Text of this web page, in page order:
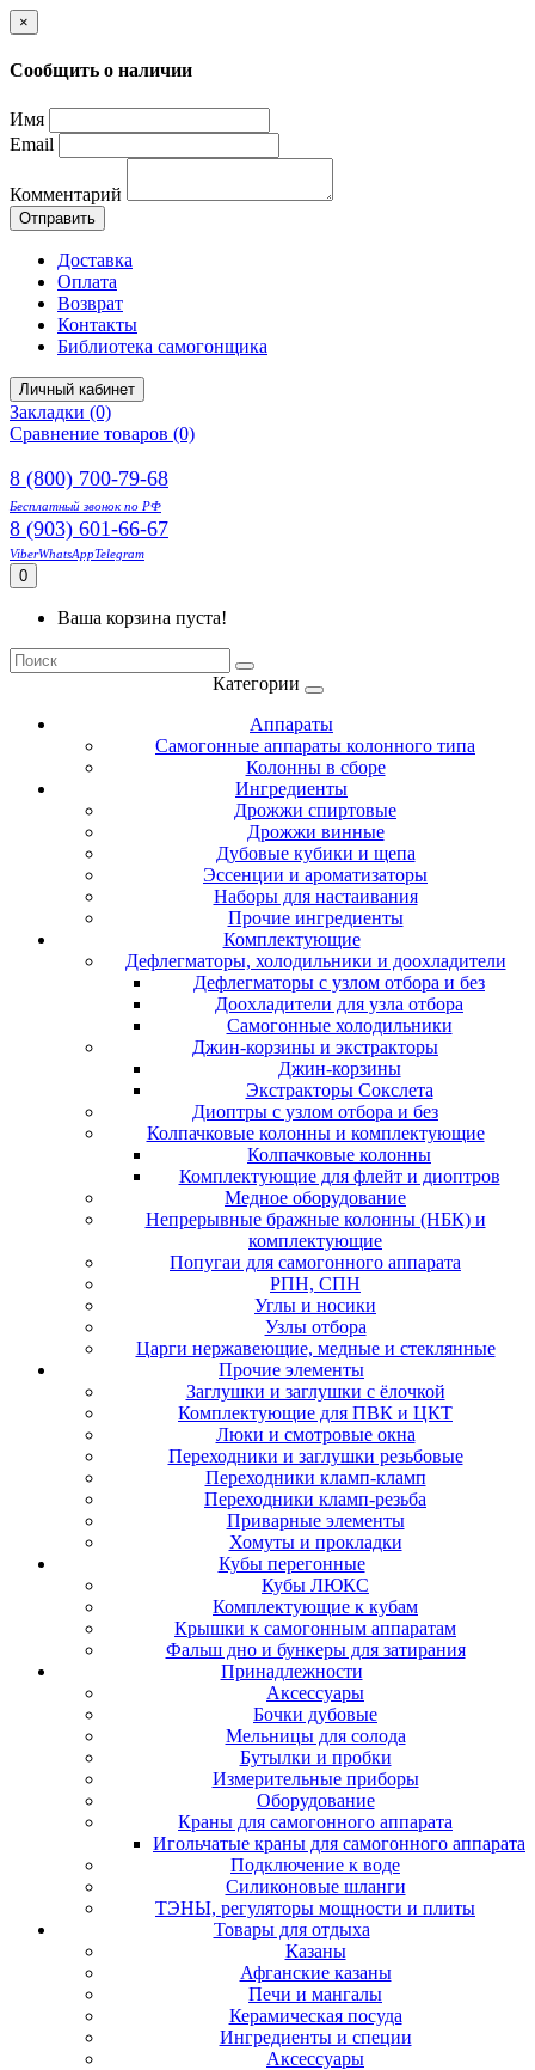
×
Сообщить о наличии
Имя
Email
Комментарий
Отправить
Доставка
Оплата
Возврат
Контакты
Библиотека самогонщика
Личный кабинет
Закладки (0)
Сравнение товаров (0)
8 (800) 700-79-68
Бесплатный звонок по РФ
8 (903) 601-66-67
ViberWhatsAppTelegram
0
Ваша корзина пуста!
Категории
Аппараты
Самогонные аппараты колонного типа
Колонны в сборе
Ингредиенты
Дрожжи спиртовые
Дрожжи винные
Дубовые кубики и щепа
Эссенции и ароматизаторы
Наборы для настаивания
Прочие ингредиенты
Комплектующие
Дефлегматоры, холодильники и доохладители
Дефлегматоры с узлом отбора и без
Доохладители для узла отбора
Самогонные холодильники
Джин-корзины и экстракторы
Джин-корзины
Экстракторы Сокслета
Диоптры с узлом отбора и без
Колпачковые колонны и комплектующие
Колпачковые колонны
Комплектующие для флейт и диоптров
Медное оборудование
Непрерывные бражные колонны (НБК) и
комплектующие
Попугаи для самогонного аппарата
РПН, СПН
Углы и носики
Узлы отбора
Царги нержавеющие, медные и стеклянные
Прочие элементы
Заглушки и заглушки с ёлочкой
Комплектующие для ПВК и ЦКТ
Люки и смотровые окна
Переходники и заглушки резьбовые
Переходники кламп-кламп
Переходники кламп-резьба
Приварные элементы
Хомуты и прокладки
Кубы перегонные
Кубы ЛЮКС
Комплектующие к кубам
Крышки к самогонным аппаратам
Фальш дно и бункеры для затирания
Принадлежности
Аксессуары
Бочки дубовые
Мельницы для солода
Бутылки и пробки
Измерительные приборы
Оборудование
Краны для самогонного аппарата
Игольчатые краны для самогонного аппарата
Подключение к воде
Силиконовые шланги
ТЭНЫ, регуляторы мощности и плиты
Товары для отдыха
Казаны
Афганские казаны
Печи и мангалы
Керамическая посуда
Ингредиенты и специи
Аксессуары